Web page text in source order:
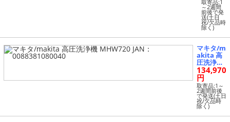
N：008
8381076
555
取寄品:1
～2週間
前後で発
送(土日
祝/欠品時
除く)
マキタ/m
akita 高
圧洗浄機
MHW720
JAN：008
83810800
40
134,970
円
取寄品:1～
2週間前後
で発送(土日
祝/欠品時
除く)